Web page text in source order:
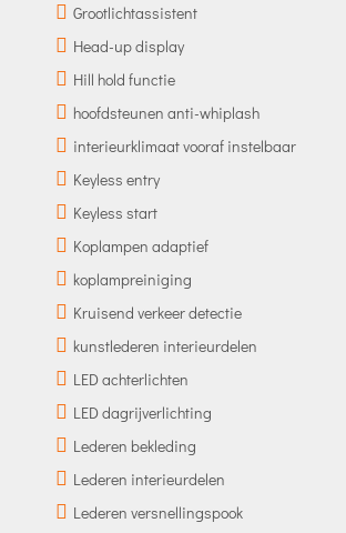
Grootlichtassistent
Head-up display
Hill hold functie
hoofdsteunen anti-whiplash
interieurklimaat vooraf instelbaar
Keyless entry
Keyless start
Koplampen adaptief
koplampreiniging
Kruisend verkeer detectie
kunstlederen interieurdelen
LED achterlichten
LED dagrijverlichting
Lederen bekleding
Lederen interieurdelen
Lederen versnellingspook